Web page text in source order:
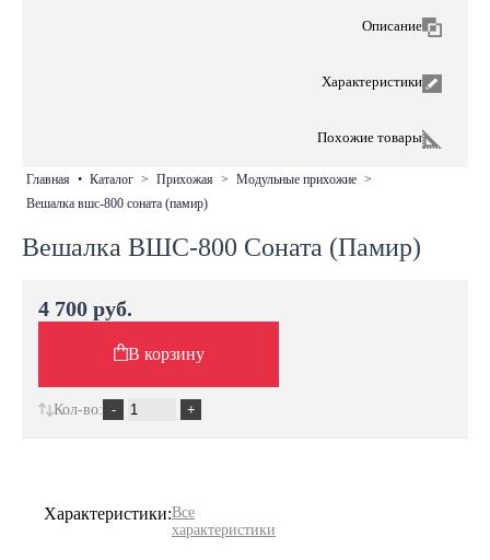
Описание
Характеристики
Похожие товары
главная • каталог > прихожая > модульные прихожие >
вешалка вшс-800 соната (памир)
Вешалка ВШС-800 Соната (Памир)
Характеристики:Все
характеристики
4 700 руб.
В корзину
Кол-во: